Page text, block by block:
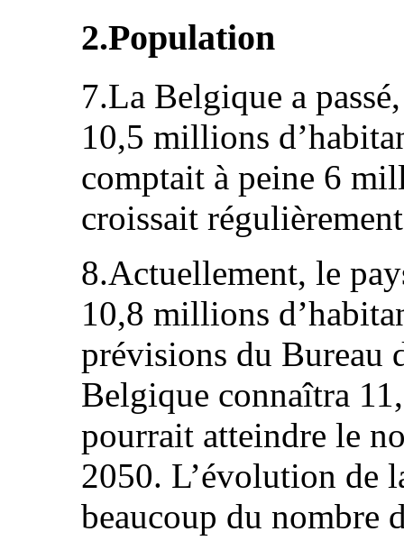
2.Population
7.La Belgique a
10,5 millions
comptait à peine 6
croissait
8.Actuellement, le
10,8 millions
prévisions du Bureau
Belgique connaîtra
pourrait atteindre le
2050. L’évolution de
beaucoup du nombre